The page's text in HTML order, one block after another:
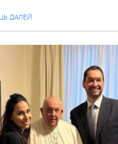
и Telegram.
проекта является
Руслан Яроцкий, который
последних десяти
гуманитарными
в Восточной […]
ДАЛЕЙ